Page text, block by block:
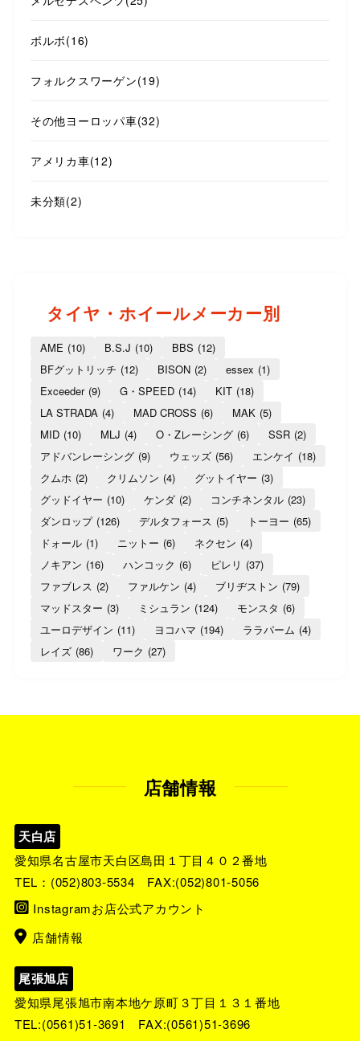
ボルボ(16)
フォルクスワーゲン(19)
その他ヨーロッパ車(32)
アメリカ車(12)
未分類(2)
タイヤ・ホイールメーカー別
AME (10) B.S.J (10) BBS (12)
BFグットリッチ (12) BISON (2) essex (1)
Exceeder (9) G・SPEED (14) KIT (18)
LA STRADA (4) MAD CROSS (6) MAK (5)
MID (10) MLJ (4) O・Zレーシング (6) SSR (2)
アドバンレーシング (9) ウェッズ (56) エンケイ (18)
クムホ (2) クリムソン (4) グットイヤー (3)
グッドイヤー (10) ケンダ (2) コンチネンタル (23)
ダンロップ (126) デルタフォース (5) トーヨー (65)
ドォール (1) ニットー (6) ネクセン (4)
ノキアン (16) ハンコック (6) ピレリ (37)
ファブレス (2) ファルケン (4) ブリヂストン (79)
マッドスター (3) ミシュラン (124) モンスタ (6)
ユーロデザイン (11) ヨコハマ (194) ララパーム (4)
レイズ (86) ワーク (27)
店舗情報
天白店
愛知県名古屋市天白区島田１丁目４０２番地
TEL： (052)803-5534 FAX:(052)801-5056
Instagramお店公式アカウント
店舗情報
尾張旭店
愛知県尾張旭市南本地ケ原町３丁目１３１番地
TEL:(0561)51-3691
FAX:(0561)51-3696